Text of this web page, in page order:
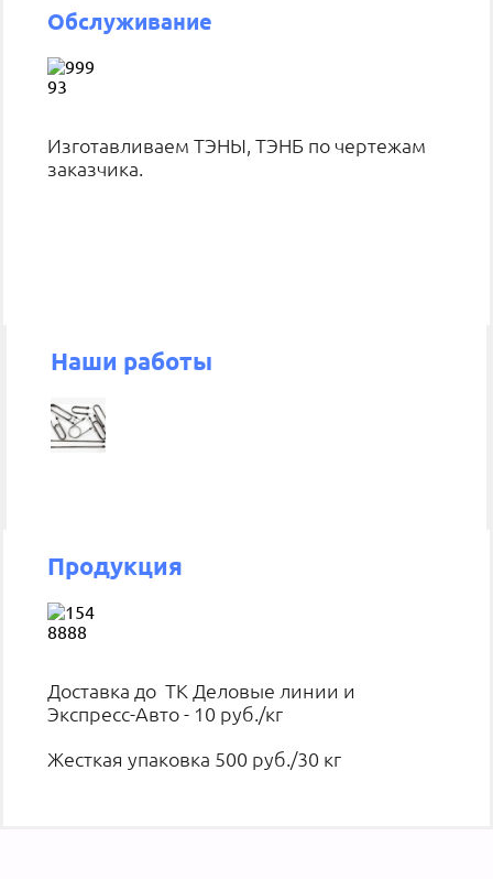
Обслуживание
Изготавливаем ТЭНЫ, ТЭНБ по чертежам
заказчика.
Наши работы
Продукция
Доставка до ТК Деловые линии и
Экспресс-Авто - 10 руб./кг
Жесткая упаковка 500 руб./30 кг